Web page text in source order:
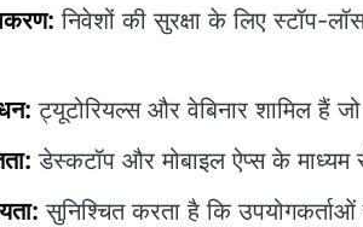
निवेशों की सुरक्षा के लिए स्टॉप-
ट्यूटोरियल्स और वेबिनार शामिल हैं जो
डेस्कटॉप और मोबाइल ऐप्स के माध्यम
सुनिश्चित करता है कि उपयोगकर्ताओं